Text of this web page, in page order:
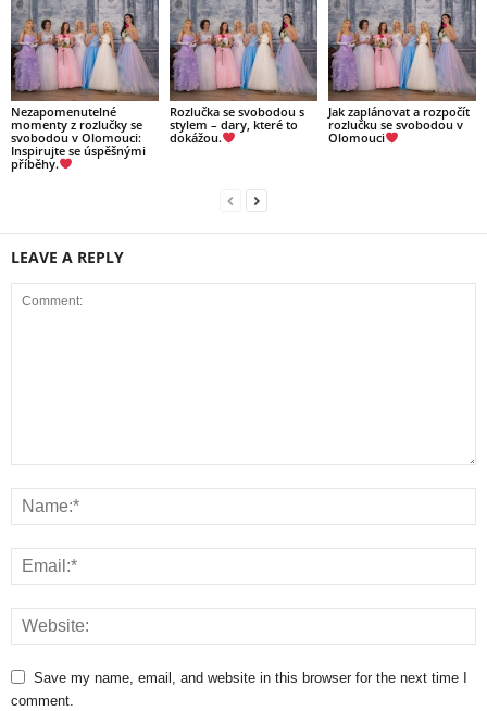
Nezapomenutelné
momenty z rozlučky se
svobodou v Olomouci:
Inspirujte se úspěšnými
příběhy.
Rozlučka se svobodou s
stylem – dary, které to
dokážou.
Jak zaplánovat a rozpočít
rozlučku se svobodou v
Olomouci
LEAVE A REPLY
Save my name, email, and website in this browser for the next time I
comment.